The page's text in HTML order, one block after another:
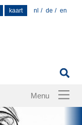
kaart nl de en